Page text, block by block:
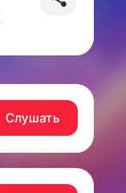
Слушать